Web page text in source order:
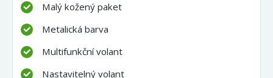
Malý kožený paket
Metalická barva
Multifunkční volant
Nastavitelný volant